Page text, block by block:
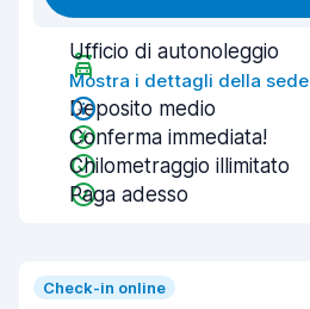
Ufficio di autonoleggio
Mostra i dettagli della sede
Deposito medio
Conferma immediata!
Chilometraggio illimitato
Paga adesso
Check-in online